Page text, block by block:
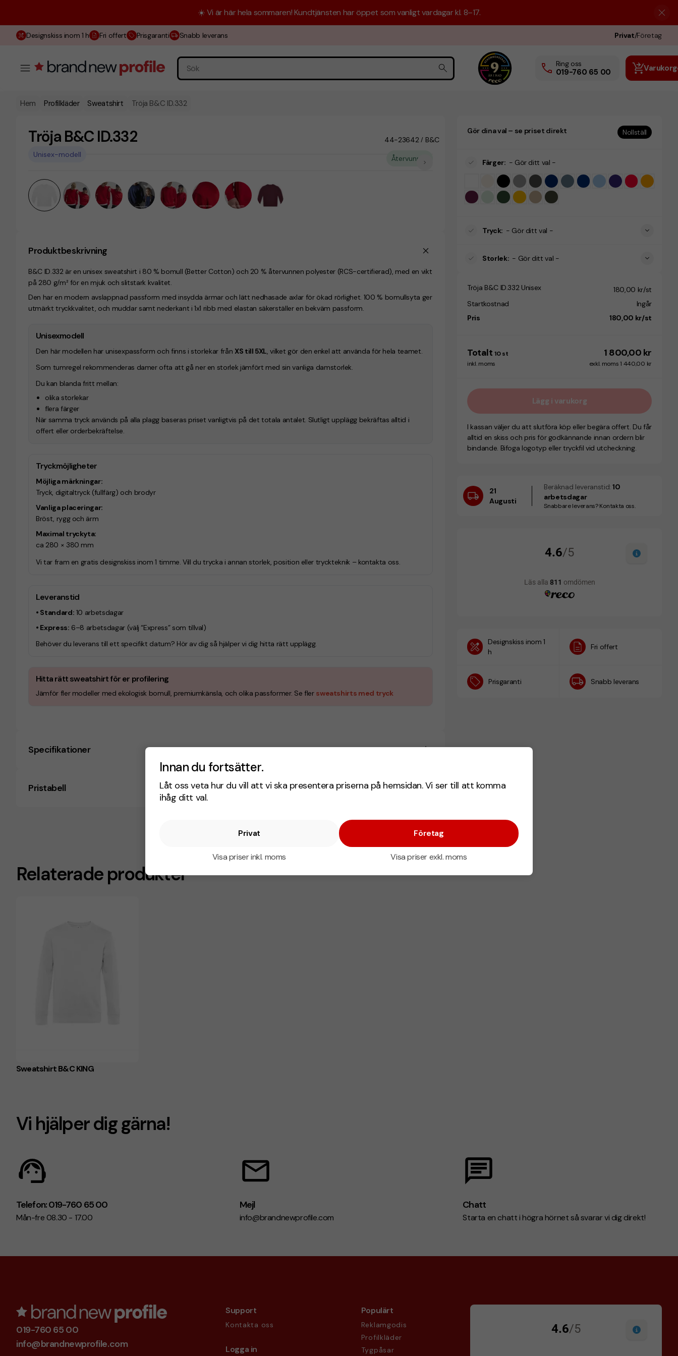
Innan du fortsätter.
Låt oss veta hur du vill att vi ska presentera priserna på hemsidan. Vi ser till att komma
ihåg ditt val.
Privat
Visa priser inkl. moms
Företag
Visa priser exkl. moms
☀️ Vi är här hela sommaren! Kundtjänsten har öppet som vanligt vardagar kl. 8–17.
Designskiss inom 1 h Fri offert Prisgaranti Snabb leverans Privat/Företag
Ring oss
019-760 65 00
Hem Profilkläder Sweatshirt Tröja B&C ID.332
Tröja B&C ID.332 44-23642 / B&C
Återvunnet
Unisex-modell
Produktbeskrivning
B&C ID.332 är en unisex sweatshirt i 80 % bomull (Better Cotton) och 20 % återvunnen polyester (RCS-certifierad), med en vikt
på 280 g/m² för en mjuk och slitstark kvalitet.
Den har en modern avslappnad passform med insydda ärmar och lätt nedhasade axlar för ökad rörlighet. 100 % bomullsyta ger
utmärkt tryckkvalitet, och muddar samt nederkant i 1x1 ribb med elastan säkerställer en bekväm passform.
Unisexmodell
Den här modellen har unisexpassform och finns i storlekar från XS till 5XL, vilket gör den enkel att använda för hela teamet.
Som tumregel rekommenderas damer ofta att gå ner en storlek jämfört med sin vanliga damstorlek.
Du kan blanda fritt mellan:
olika storlekar
flera färger
När samma tryck används på alla plagg baseras priset vanligtvis på det totala antalet. Slutligt upplägg bekräftas alltid i
offert eller orderbekräftelse.
Tryckmöjligheter
Möjliga märkningar:
Tryck, digitaltryck (fullfärg) och brodyr
Vanliga placeringar:
Bröst, rygg och ärm
Maximal tryckyta:
ca 280 × 380 mm
Vi tar fram en gratis designskiss inom 1 timme. Vill du trycka i annan storlek, position eller tryckteknik – kontakta oss.
Leveranstid
• Standard: 10 arbetsdagar
• Express: 6–8 arbetsdagar (välj “Express” som tillval)
Behöver du leverans till ett specifikt datum? Hör av dig så hjälper vi dig hitta rätt upplägg.
Hitta rätt sweatshirt för er profilering
Jämför fler modeller med ekologisk bomull, premiumkänsla, och olika passformer. Se fler sweatshirts med tryck
Specifikationer
Pristabell
Gör dina val – se priset direkt Nollställ
Färger: - Gör ditt val -
Tryck: - Gör ditt val -
Storlek: - Gör ditt val -
Tröja B&C ID.332 Unisex
180,00 kr/st
Startkostnad
Ingår
Pris
180,00 kr/st
Totalt 10 st 1 800,00 kr
inkl. moms exkl. moms 1 440,00 kr
Lägg i varukorg
I kassan väljer du att slutföra köp eller begära offert. Du får
alltid en skiss och pris för godkännande innan ordern blir
bindande. Bifoga logotyp eller tryckfil vid utcheckning.
21
Augusti
Beräknad leveranstid: 10
arbetsdagar
Snabbare leverans? Kontakta oss.
Designskiss inom 1
h
Fri offert
Prisgaranti Snabb leverans
Relaterade produkter
Sweatshirt B&C KING
Vi hjälper dig gärna!
Telefon: 019-760 65 00
Mån-fre 08.30 - 17.00
Mejl
info@brandnewprofile.com
Chatt
Starta en chatt i högra hörnet så svarar vi dig direkt!
019-760 65 00
info@brandnewprofile.com
Support
Kontakta oss
Logga in
Populärt
Reklamgodis
Profilkläder
Tygpåsar